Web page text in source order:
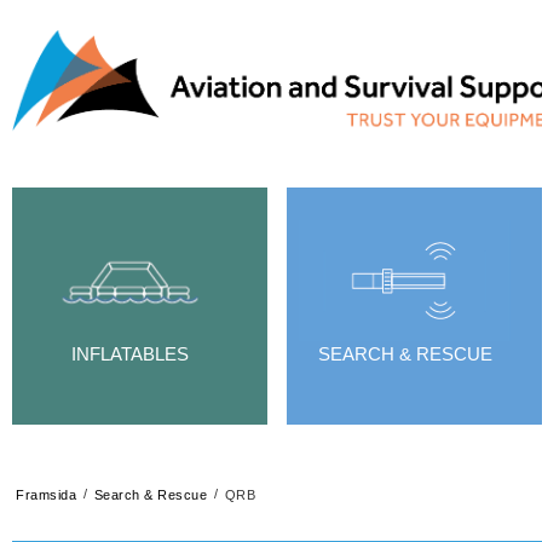
INFLATABLES SEARCH & RESCUE
Framsida / Search & Rescue / QRB